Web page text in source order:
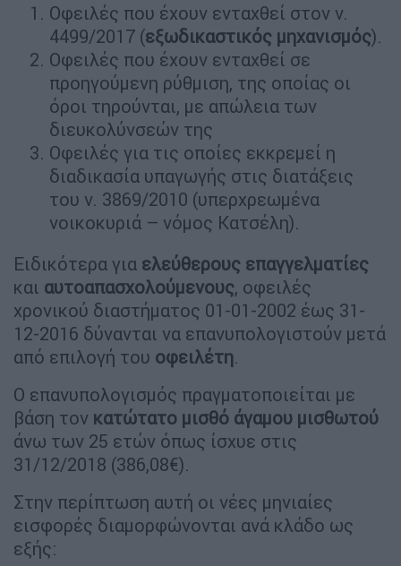
Οφειλές που έχουν ενταχθεί στον ν.
4499/2017 (εξωδικαστικός μηχανισμός).
Οφειλές που έχουν ενταχθεί σε
προηγούμενη ρύθμιση, της οποίας οι
όροι τηρούνται, με απώλεια των
διευκολύνσεών της
Οφειλές για τις οποίες εκκρεμεί η
διαδικασία υπαγωγής στις διατάξεις
του ν. 3869/2010 (υπερχρεωμένα
νοικοκυριά – νόμος Κατσέλη).
Ειδικότερα για ελεύθερους επαγγελματίες
και αυτοαπασχολούμενους, οφειλές
χρονικού διαστήματος 01-01-2002 έως 31-
12-2016 δύνανται να επανυπολογιστούν μετά
από επιλογή του οφειλέτη.
Ο επανυπολογισμός πραγματοποιείται με
βάση τον κατώτατο μισθό άγαμου μισθωτού
άνω των 25 ετών όπως ίσχυε στις
31/12/2018 (386,08€).
Στην περίπτωση αυτή οι νέες μηνιαίες
εισφορές διαμορφώνονται ανά κλάδο ως
εξής: